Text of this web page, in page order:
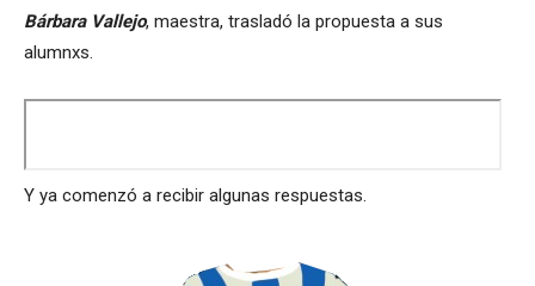
Bárbara Vallejo, maestra, trasladó la propuesta a sus
alumnxs.
Y ya comenzó a recibir algunas respuestas.